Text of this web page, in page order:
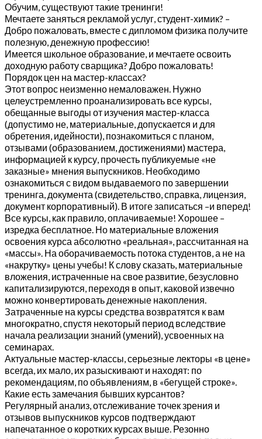
Обучим, существуют такие тренинги!
Мечтаете заняться рекламой услуг, студент-химик? –
Добро пожаловать, вместе с дипломом физика получите
полезную, денежную профессию!
Имеется школьное образование, и мечтаете освоить
доходную работу сварщика? Добро пожаловать!
Порядок цен на мастер-классах?
Этот вопрос неизменно немаловажен. Нужно
целеустремленно проанализировать все курсы,
обещанные выгоды от изучения мастер-класса
(допустимо не, материальные, допускается и для
обретения, идейности), познакомиться с планом,
отзывами (образованием, достижениями) мастера,
информацией к курсу, прочесть публикуемые «не
заказные» мнения выпускников. Необходимо
ознакомиться с видом выдаваемого по завершении
тренинга, документа (свидетельство, справка, лицензия,
документ корпоративный). В итоге записаться –и вперед!
Все курсы, как правило, оплачиваемые! Хорошее –
изредка бесплатное. Но материальные вложения
освоения курса абсолютно «реальная», рассчитанная на
«массы». На оборачиваемость потока студентов, а не на
«накрутку» цены учебы! К слову сказать, материальные
вложения, истраченные на свое развитие, безусловно
капитализируются, переходя в опыт, каковой извечно
можно конвертировать денежные накопления.
Затраченные на курсы средства возвратятся к вам
многократно, спустя некоторый период вследствие
начала реализации знаний (умений), усвоенных на
семинарах.
Актуальные мастер-классы, серьезные лекторы «в цене»
всегда, их мало, их разыскивают и находят: по
рекомендациям, по объявлениям, в «бегущей строке».
Какие есть замечания бывших курсантов?
Регулярный анализ, отслеживание точек зрения и
отзывов выпускников курсов подтверждают
напечатанное о коротких курсах выше. Резонно